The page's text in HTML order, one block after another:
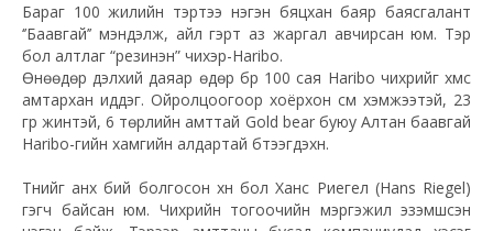
Бараг 100 жилийн тэртээ нэгэн бяцхан баяр баясгалант
‘’Баавгай’’ мэндэлж, айл гэрт аз жаргал авчирсан юм. Tэр
бол алтлаг “резинэн” чихэр-Haribo.
Өнөөдөр дэлхий даяар өдөр бүр 100 сая Haribo чихрийг хүмүүс
амтархан иддэг. Ойролцоогоор хоёрхон см хэмжээтэй, 23
гр жинтэй, 6 төрлийн амттай Gold bear буюу Алтан баавгай
Haribo-гийн хамгийн алдартай бүтээгдэхүүн.
Түүнийг анх бий болгосон хүн бол Ханс Риегел (Hans Riegel)
гэгч байсан юм. Чихрийн тогоочийн мэргэжил эзэмшсэн